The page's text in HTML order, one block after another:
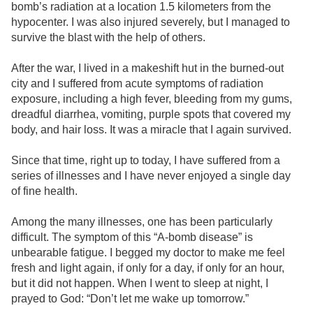
bomb’s radiation at a location 1.5 kilometers from the
hypocenter. I was also injured severely, but I managed to
survive the blast with the help of others.
After the war, I lived in a makeshift hut in the burned-out
city and I suffered from acute symptoms of radiation
exposure, including a high fever, bleeding from my gums,
dreadful diarrhea, vomiting, purple spots that covered my
body, and hair loss. It was a miracle that I again survived.
Since that time, right up to today, I have suffered from a
series of illnesses and I have never enjoyed a single day
of fine health.
Among the many illnesses, one has been particularly
difficult. The symptom of this “A-bomb disease” is
unbearable fatigue. I begged my doctor to make me feel
fresh and light again, if only for a day, if only for an hour,
but it did not happen. When I went to sleep at night, I
prayed to God: “Don’t let me wake up tomorrow.”